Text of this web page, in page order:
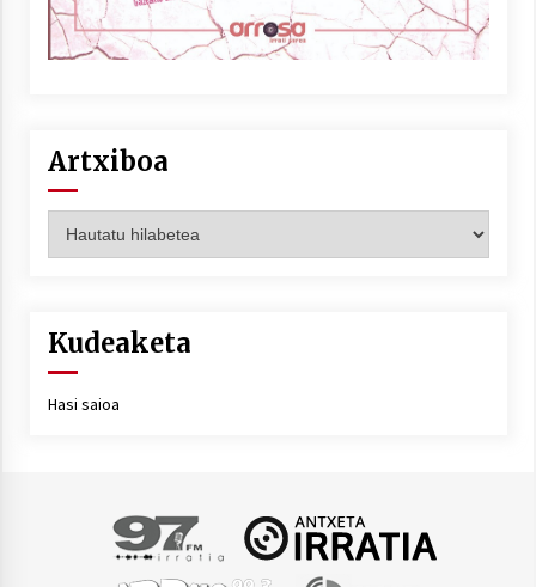
Artxiboa
Kudeaketa
Hasi saioa